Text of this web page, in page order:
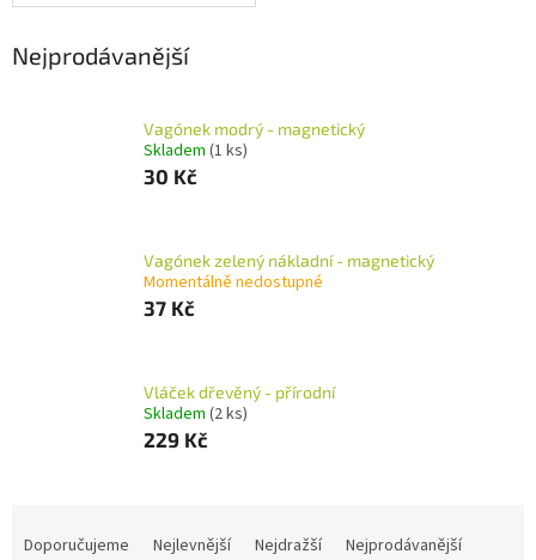
Nejprodávanější
Vagónek modrý - magnetický
Skladem (1 ks)
30 Kč
Vagónek zelený nákladní - magnetický
Momentálně nedostupné
37 Kč
Vláček dřevěný - přírodní
Skladem (2 ks)
229 Kč
Doporučujeme Nejlevnější Nejdražší
Nejprodávanější